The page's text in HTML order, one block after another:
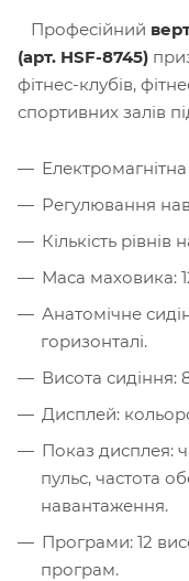
Професійний
(арт. HSF-8745)
фітнес-клубів,
спортивних залів
Регулювання
Кількість
Маса маховика:
Анатомічне
горизонталі.
Висота сидіння:
Дисплей:
Показ дисплея:
пульс, частота
навантаження.
Програми: 12
програм.